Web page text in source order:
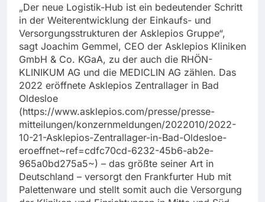
„Der neue Logistik-Hub ist ein bedeutender Schritt
in der Weiterentwicklung der Einkaufs- und
Versorgungsstrukturen der Asklepios Gruppe“,
sagt Joachim Gemmel, CEO der Asklepios Kliniken
GmbH & Co. KGaA, zu der auch die RHÖN-
KLINIKUM AG und die MEDICLIN AG zählen. Das
2022 eröffnete Asklepios Zentrallager in Bad
Oldesloe
(https://www.asklepios.com/presse/presse-
mitteilungen/konzernmeldungen/2022010/2022-
10-21-Asklepios-Zentrallager-in-Bad-Oldesloe-
eroeffnet~ref=cdfc70cd-6232-45b6-ab2e-
965a0bd275a5~) – das größte seiner Art in
Deutschland – versorgt den Frankfurter Hub mit
Palettenware und stellt somit auch die Versorgung